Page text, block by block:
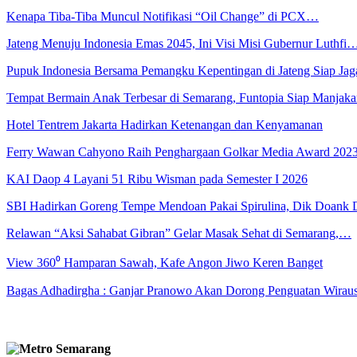
Kenapa Tiba-Tiba Muncul Notifikasi “Oil Change” di PCX…
Jateng Menuju Indonesia Emas 2045, Ini Visi Misi Gubernur
Pupuk Indonesia Bersama Pemangku Kepentingan di Jateng Siap
Tempat Bermain Anak Terbesar di Semarang, Funtopia Siap
Hotel Tentrem Jakarta Hadirkan Ketenangan dan Kenyamanan
Ferry Wawan Cahyono Raih Penghargaan Golkar Media Award
KAI Daop 4 Layani 51 Ribu Wisman pada Semester I 2026
SBI Hadirkan Goreng Tempe Mendoan Pakai Spirulina, Dik Doank
Relawan “Aksi Sahabat Gibran” Gelar Masak Sehat di Semarang,…
View 360⁰ Hamparan Sawah, Kafe Angon Jiwo Keren Banget
Bagas Adhadirgha : Ganjar Pranowo Akan Dorong Penguatan